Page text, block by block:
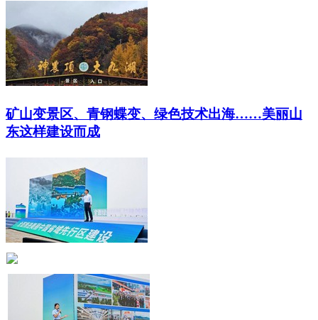
矿山变景区、青钢蝶变、绿色技术出海……美丽山
东这样建设而成